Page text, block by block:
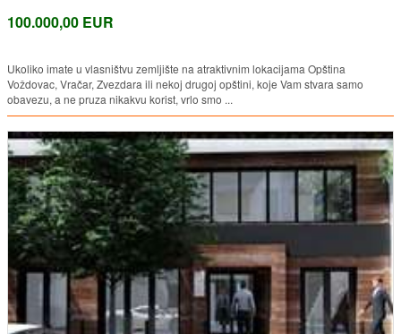
100.000,00 EUR
Ukoliko imate u vlasništvu zemljište na atraktivnim lokacijama Opština
Voždovac, Vračar, Zvezdara ili nekoj drugoj opštini, koje Vam stvara samo
obavezu, a ne pruza nikakvu korist, vrlo smo ...